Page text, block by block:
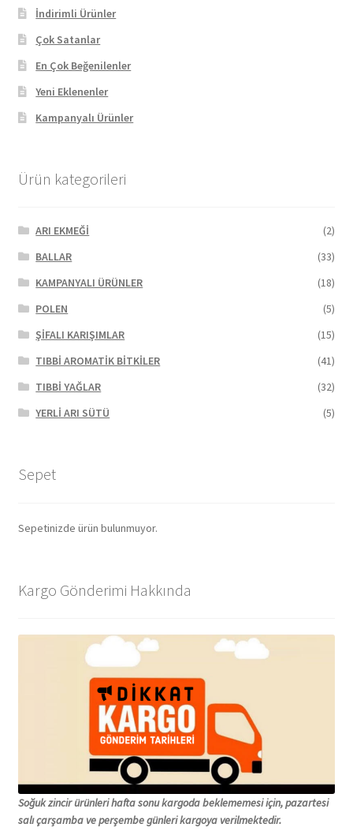
İndirimli Ürünler
Çok Satanlar
En Çok Beğenilenler
Yeni Eklenenler
Kampanyalı Ürünler
Ürün kategorileri
ARI EKMEĞİ
(2)
BALLAR
(33)
KAMPANYALI ÜRÜNLER
(18)
POLEN
(5)
ŞİFALI KARIŞIMLAR
(15)
TIBBİ AROMATİK BİTKİLER
(41)
TIBBİ YAĞLAR
(32)
YERLİ ARI SÜTÜ
(5)
Sepet
Sepetinizde ürün bulunmuyor.
Kargo Gönderimi Hakkında
Soğuk zincir ürünleri hafta sonu kargoda beklememesi için, pazartesi
salı çarşamba ve perşembe günleri kargoya verilmektedir.